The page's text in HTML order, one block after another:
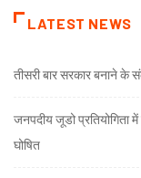
LATEST NEWS
तीसरी बार सरकार बनाने के
जनपदीय जूडो प्रतियोगिता में
घोषित